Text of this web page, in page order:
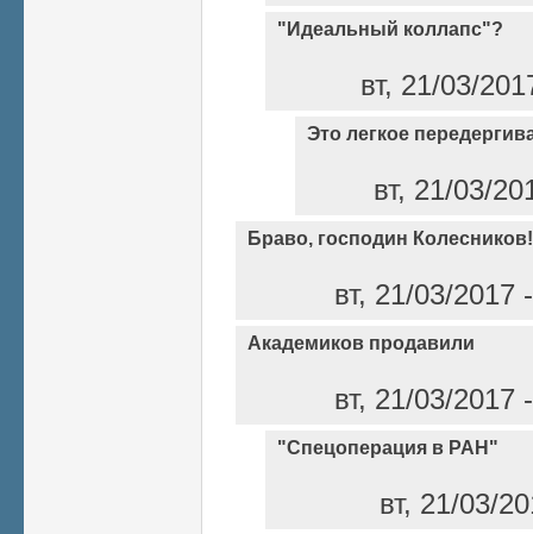
"Идеальный коллапс"?
вт, 21/03/
Это легкое
вт, 21/03/
Браво, господин Колесников!
вт, 21/03/
Академиков продавили
вт, 21/03/
"Спецоперация в РАН"
вт, 21/03/